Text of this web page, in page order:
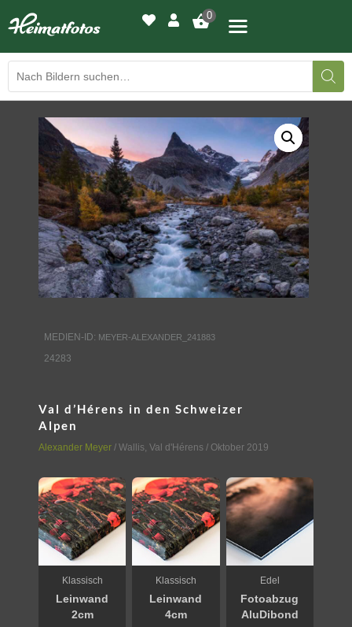
0
BILDERGALERIE
DRUCKQUALITÄTEN
LED-LEUCHTBILDER
WIR DRUCKEN IHR BILD
AUSSTELLUNGEN
KONTAKT
MEDIEN-ID: MEYER-ALEXANDER_241883
24283
Val d’Hérens in den Schweizer
Alpen
Alexander Meyer / Wallis, Val d'Hérens / Oktober 2019
Klassisch
Leinwand
2cm
Klassisch
Leinwand
4cm
Edel
Fotoabzug
AluDibond